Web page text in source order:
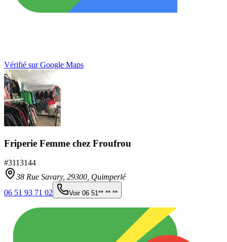
Vérifié sur Google Maps
Friperie Femme chez Froufrou
#3113144
38 Rue Savary, 29300, Quimperlé
06 51 93 71 02
Voir 06 51** ** **